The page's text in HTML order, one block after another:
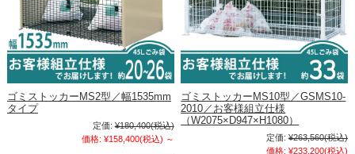
ゴミストッカーMS2型／幅1535mm
タイプ
定価: ¥180,400(税込)
価格: ¥158,400(税込) ～
ゴミストッカーMS10型／GSMS10-
2010／お客様組立仕様
（W2075×D947×H1080）
定価: ¥263,560(税込)
価格: ¥233,200(税込)